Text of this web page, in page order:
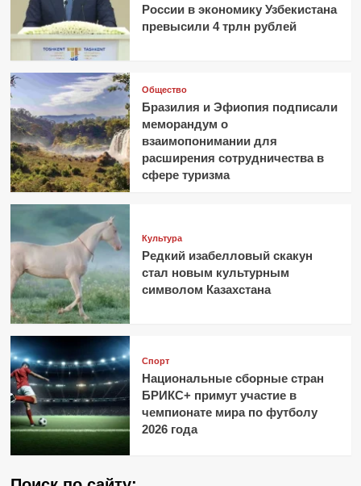
России в экономику Узбекистана
превысили 4 трлн рублей
Общество
Бразилия и Эфиопия подписали
меморандум о
взаимопонимании для
расширения сотрудничества в
сфере туризма
Культура
Редкий изабелловый скакун
стал новым культурным
символом Казахстана
Спорт
Национальные сборные стран
БРИКС+ примут участие в
чемпионате мира по футболу
2026 года